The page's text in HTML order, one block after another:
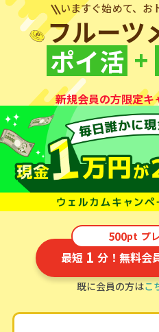
いますぐ始めて、お
フルーツ
ポイ活 +
新規会員の方限定キ
500pt プ
最短 1 分！無料会
既に会員の方はこ